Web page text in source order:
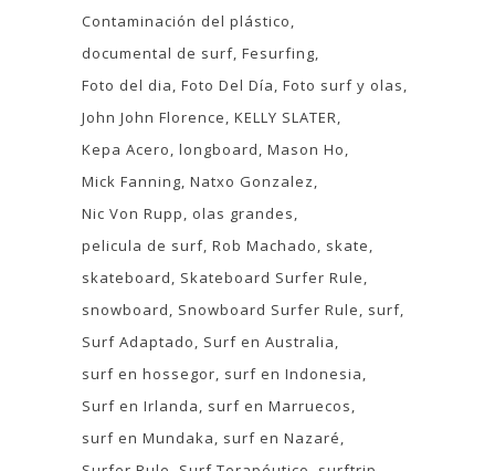
Contaminación del plástico
documental de surf Fesurfing
Foto del dia Foto Del Día Foto surf y olas
John John Florence KELLY SLATER
Kepa Acero longboard Mason Ho
Mick Fanning Natxo Gonzalez
Nic Von Rupp
olas grandes
pelicula de surf Rob Machado
skate
skateboard
Skateboard Surfer Rule
snowboard
Snowboard Surfer Rule
surf
Surf Adaptado
Surf en Australia
surf en hossegor surf en Indonesia
Surf en Irlanda
surf en Marruecos
surf en Mundaka
surf en Nazaré